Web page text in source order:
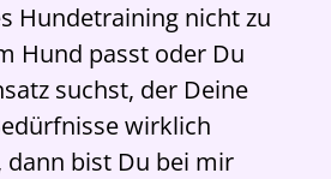
Hundetraining nicht zu
Hund passt oder Du
suchst, der Deine
wirklich
bist Du bei mir